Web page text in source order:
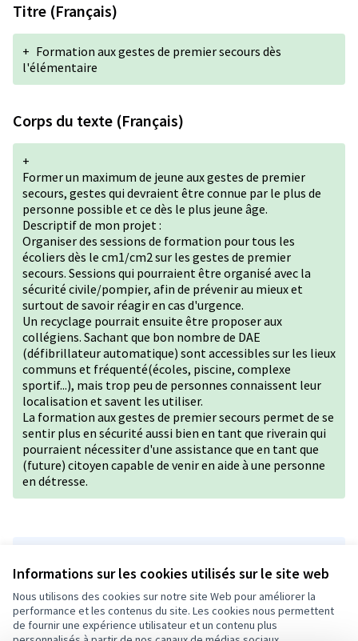
Informations sur les cookies utilisés sur le site web
Nous utilisons des cookies sur notre site Web pour améliorer la
performance et les contenus du site. Les cookies nous permettent
de fournir une expérience utilisateur et un contenu plus
Titre (Français)
+ Formation aux gestes de premier secours dès
l'élémentaire
Corps du texte (Français)
+
Former un maximum de jeune aux gestes de premier
secours, gestes qui devraient être connue par le plus de
personne possible et ce dès le plus jeune âge.
Descriptif de mon projet :
Organiser des sessions de formation pour tous les
écoliers dès le cm1/cm2 sur les gestes de premier
secours. Sessions qui pourraient être organisé avec la
sécurité civile/pompier, afin de prévenir au mieux et
surtout de savoir réagir en cas d'urgence.
Un recyclage pourrait ensuite être proposer aux
collégiens. Sachant que bon nombre de DAE
(défibrillateur automatique) sont accessibles sur les lieux
communs et fréquenté(écoles, piscine, complexe
sportif...), mais trop peu de personnes connaissent leur
localisation et savent les utiliser.
La formation aux gestes de premier secours permet de se
sentir plus en sécurité aussi bien en tant que riverain qui
pourraient nécessiter d'une assistance que en tant que
(future) citoyen capable de venir en aide à une personne
en détresse.
Conditions d'utilisation
Paramètres des cookies